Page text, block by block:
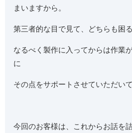
まいますから。
第三者的な目で見て、どちらも困
なるべく製作に入ってからは作業
に
その点をサポートさせていただいて
今回のお客様は、これからお話を